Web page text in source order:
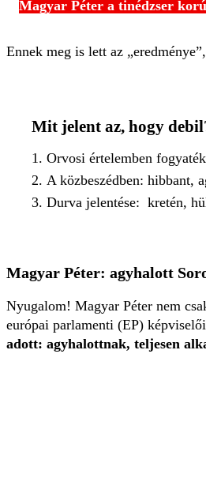
Magyar Péter a tinédzser
Ennek meg is lett az
Mit jelent az, hogy
Orvosi értelemben
A közbeszédben: hibbant,
Durva jelentése: kretén,
Magyar Péter: agyhalott
Nyugalom! Magyar Péter nem
európai parlamenti (EP)
adott: agyhalottnak, teljesen